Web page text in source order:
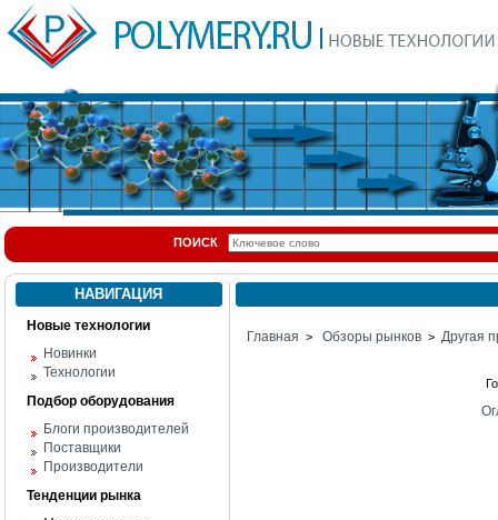
ПОИСК
НАВИГАЦИЯ
Новые технологии
Новинки
Технологии
Подбор оборудования
Блоги производителей
Поставщики
Производители
Тенденции рынка
Главная > Обзоры рынков > Другая